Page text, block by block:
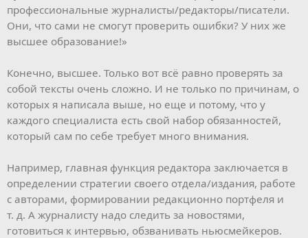
профессиональные журналисты/редакторы/писатели.
Они, что сами не смогут проверить ошибки? У них же
высшее образование!»
Конечно, высшее. Только вот всё равно проверять за
собой тексты очень сложно. И не только по причинам, о
которых я написала выше, но еще и потому, что у
каждого специалиста есть свой набор обязанностей,
который сам по себе требует много внимания.
Например, главная функция редактора заключается в
определении стратегии своего отдела/издания, работе
с авторами, формировании редакционно портфеля и
т. д. А журналисту надо следить за новостями,
готовиться к интервью, обзванивать ньюсмейкеров.